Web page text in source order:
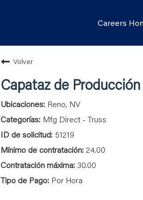
Careers
Volver
Capataz de Producción
Reno, NV
Mfg Direct - Truss
51219
24.00
30.00
Por Hora